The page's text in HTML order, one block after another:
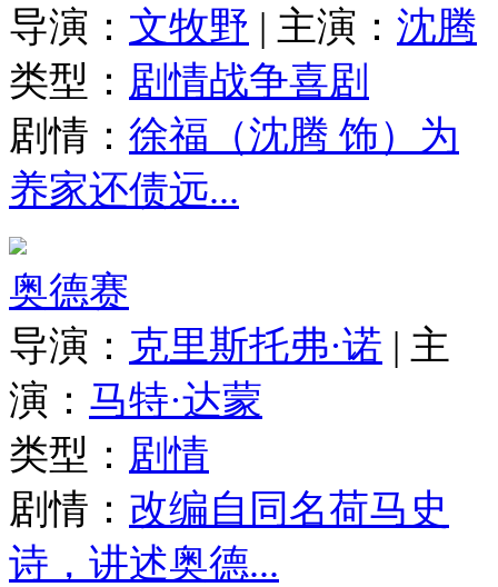
导演： 文牧野 | 主演： 沈腾
类型： 剧情战争喜剧
剧情： 徐福（沈腾 饰）为
养家还债远...
奥德赛
导演： 克里斯托弗·诺 | 主
演： 马特·达蒙
类型： 剧情
剧情： 改编自同名荷马史
诗，讲述奥德...